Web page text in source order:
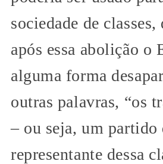
sociedade de
após essa abolição o
alguma forma
outras palavras, “os
– ou seja, um partido
representante dessa